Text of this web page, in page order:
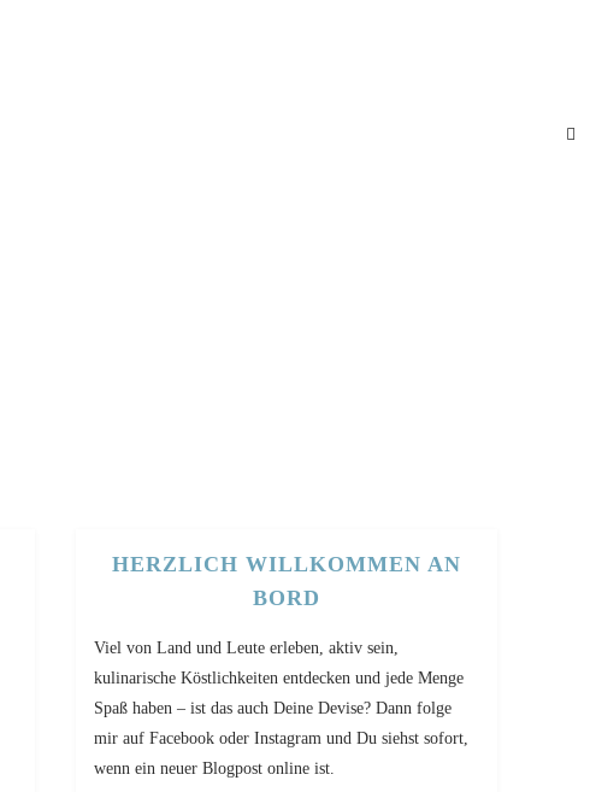
HERZLICH WILLKOMMEN AN
BORD
Viel von Land und Leute erleben, aktiv sein,
kulinarische Köstlichkeiten entdecken und jede Menge
Spaß haben – ist das auch Deine Devise? Dann folge
mir auf Facebook oder Instagram und Du siehst sofort,
wenn ein neuer Blogpost online ist.